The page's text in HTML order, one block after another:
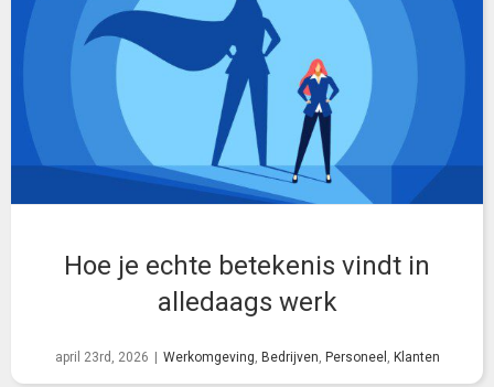
Hoe je echte betekenis vindt in
alledaags werk
april 23rd, 2026 Werkomgeving, Bedrijven, Personeel , Klanten